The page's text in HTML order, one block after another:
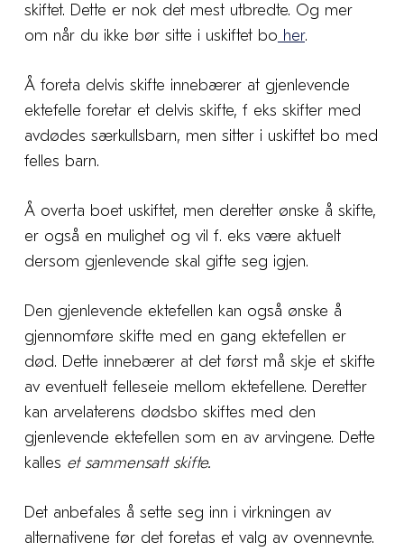
skiftet. Dette er nok det mest utbredte. Og mer
om når du ikke bør sitte i uskiftet bo her.
Å foreta delvis skifte innebærer at gjenlevende
ektefelle foretar et delvis skifte, f eks skifter med
avdødes særkullsbarn, men sitter i uskiftet bo med
felles barn.
Å overta boet uskiftet, men deretter ønske å skifte,
er også en mulighet og vil f. eks være aktuelt
dersom gjenlevende skal gifte seg igjen.
Den gjenlevende ektefellen kan også ønske å
gjennomføre skifte med en gang ektefellen er
død. Dette innebærer at det først må skje et skifte
av eventuelt felleseie mellom ektefellene. Deretter
kan arvelaterens dødsbo skiftes med den
gjenlevende ektefellen som en av arvingene. Dette
kalles et sammensatt skifte.
Det anbefales å sette seg inn i virkningen av
alternativene før det foretas et valg av ovennevnte.